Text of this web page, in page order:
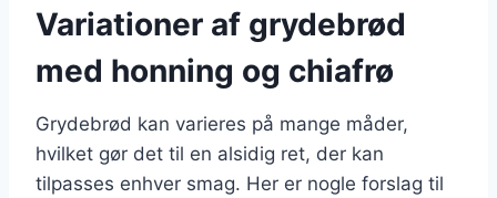
Variationer af grydebrød
med honning og chiafrø
Grydebrød kan varieres på mange måder,
hvilket gør det til en alsidig ret, der kan
tilpasses enhver smag. Her er nogle forslag til